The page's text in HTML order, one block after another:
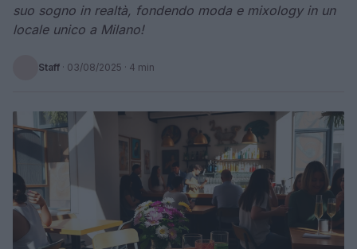
suo sogno in realtà, fondendo moda e mixology in un
locale unico a Milano!
Staff · 03/08/2025 · 4 min